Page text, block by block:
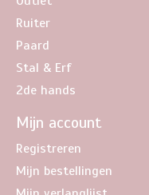
Ruiter
Paard
Stal & Erf
2de hands
Mijn account
Registreren
Mijn bestellingen